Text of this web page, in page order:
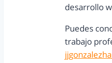
desarrollo
Puedes
trabajo